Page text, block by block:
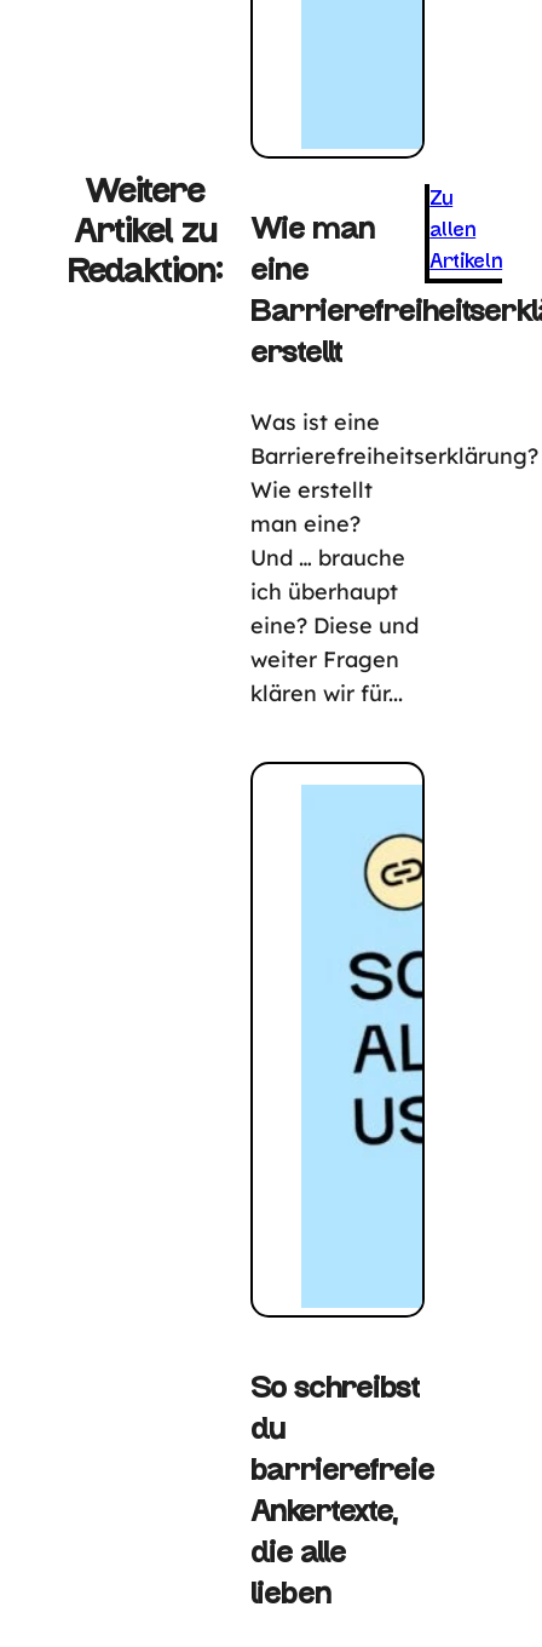
Weitere
Artikel zu
Redaktion:
Wie man
eine
erstellt
Was ist eine
Barrierefreiheitserklärung?
Wie erstellt
man eine?
Und … brauche
ich überhaupt
eine? Diese und
weiter Fragen
klären wir für...
So schreibst
du
barrierefreie
Ankertexte,
die alle
lieben
Zu
allen
Artikeln